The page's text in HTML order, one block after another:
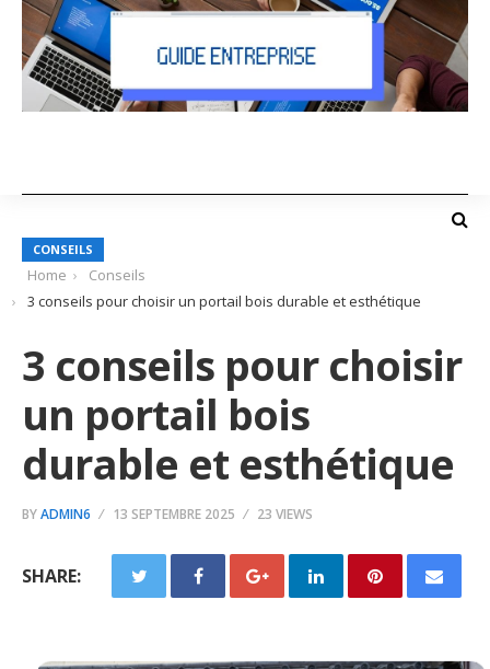
CONSEILS
Home
Conseils
3 conseils pour choisir un portail bois durable et esthétique
3 conseils pour choisir
un portail bois
durable et esthétique
BYADMIN6 13 SEPTEMBRE 2025 23 VIEWS
SHARE: